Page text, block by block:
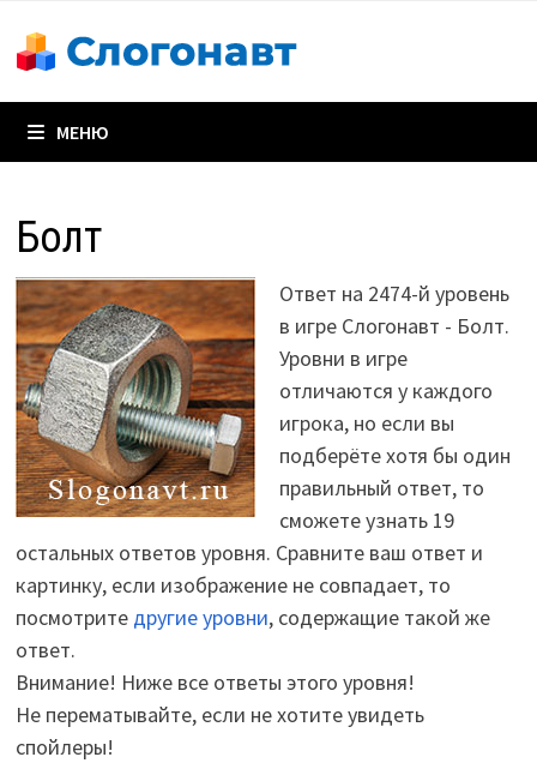
содержимому
МЕНЮ
Болт
Ответ на 2474-й уровень
в игре Слогонавт - Болт.
Уровни в игре
отличаются у каждого
игрока, но если вы
подберёте хотя бы один
правильный ответ, то
сможете узнать 19
остальных ответов уровня. Сравните ваш ответ и
картинку, если изображение не совпадает, то
посмотрите другие уровни, содержащие такой же
ответ.
Внимание! Ниже все ответы этого уровня!
Не перематывайте, если не хотите увидеть
спойлеры!